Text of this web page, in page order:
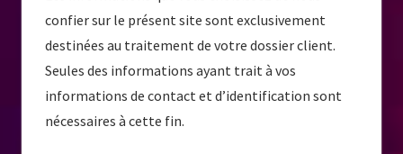
confier sur le présent site sont exclusivement
destinées au traitement de votre dossier client.
Seules des informations ayant trait à vos
informations de contact et d’identification sont
nécessaires à cette fin.